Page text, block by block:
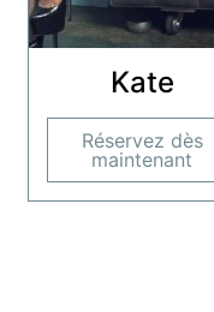
Kate
Réservez dès
maintenant